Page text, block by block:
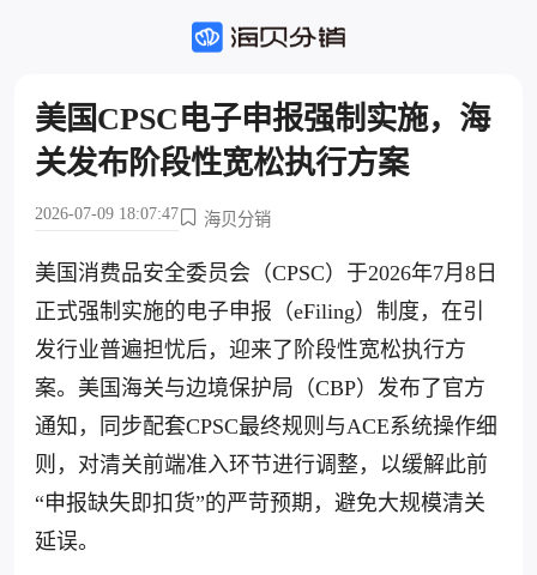
美国CPSC电子申报强制实施，海
关发布阶段性宽松执行方案
2026-07-09 18:07:47 海贝分销
美国消费品安全委员会（CPSC）于2026年7月8日
正式强制实施的电子申报（eFiling）制度，在引
发行业普遍担忧后，迎来了阶段性宽松执行方
案。美国海关与边境保护局（CBP）发布了官方
通知，同步配套CPSC最终规则与ACE系统操作细
则，对清关前端准入环节进行调整，以缓解此前
“申报缺失即扣货”的严苛预期，避免大规模清关
延误。